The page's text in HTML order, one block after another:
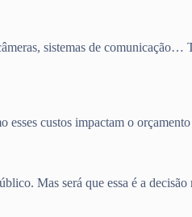
sistemas de
custos impactam o
Mas será que essa é a